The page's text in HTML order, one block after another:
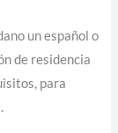
un español o
de residencia
para